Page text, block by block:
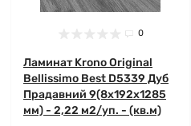
0
Ламинат Krono Original
Bellissimo Best D5339 Дуб
Прадавний 9(8x192x1285
мм) - 2,22 м2/уп. - (кв.м)